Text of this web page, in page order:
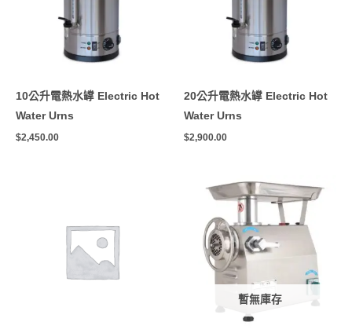
10公升電熱水罉 Electric Hot
Water Urns
$2,450.00
20公升電熱水罉 Electric Hot
Water Urns
$2,900.00
暫無庫存